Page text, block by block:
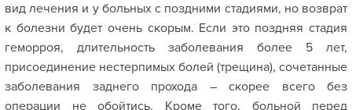
вид лечения и у больных с поздними стадиями, но возврат
к болезни будет очень скорым. Если это поздняя стадия
геморроя, длительность заболевания более 5 лет,
присоединение нестерпимых болей (трещина), сочетанные
заболевания заднего прохода – скорее всего без
операции не обойтись. Кроме того, больной перед